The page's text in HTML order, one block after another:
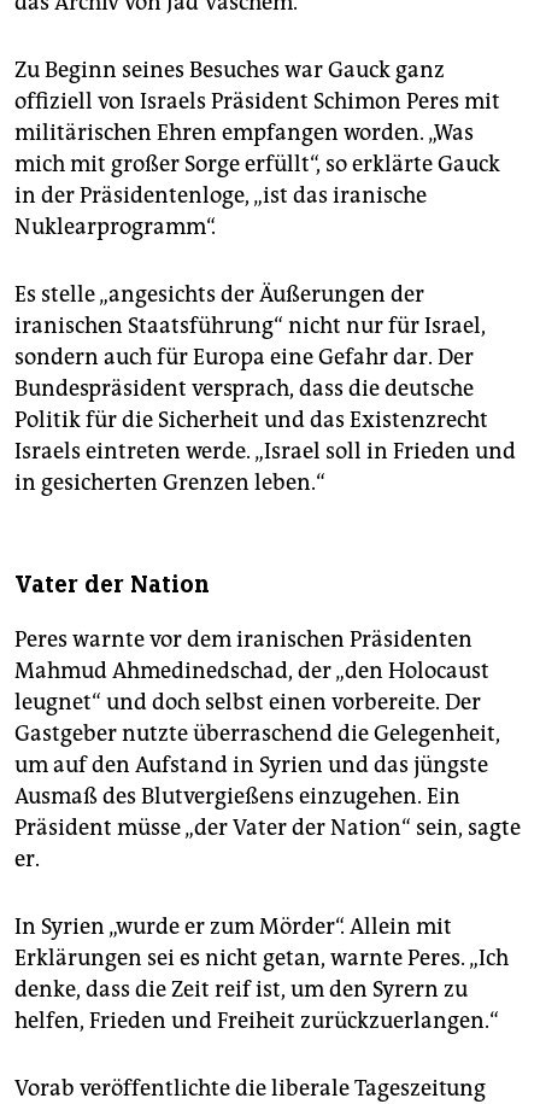
Zu Beginn seines Besuches war Gauck ganz
offiziell von Israels Präsident Schimon Peres mit
militärischen Ehren empfangen worden. „Was
mich mit großer Sorge erfüllt“, so erklärte Gauck
in der Präsidentenloge, „ist das iranische
Nuklearprogramm“.
Es stelle „angesichts der Äußerungen der
iranischen Staatsführung“ nicht nur für Israel,
sondern auch für Europa eine Gefahr dar. Der
Bundespräsident versprach, dass die deutsche
Politik für die Sicherheit und das Existenzrecht
Israels eintreten werde. „Israel soll in Frieden und
in gesicherten Grenzen leben.“
Vater der Nation
Peres warnte vor dem iranischen Präsidenten
Mahmud Ahmedinedschad, der „den Holocaust
leugnet“ und doch selbst einen vorbereite. Der
Gastgeber nutzte überraschend die Gelegenheit,
um auf den Aufstand in Syrien und das jüngste
Ausmaß des Blutvergießens einzugehen. Ein
Präsident müsse „der Vater der Nation“ sein, sagte
er.
In Syrien „wurde er zum Mörder“. Allein mit
Erklärungen sei es nicht getan, warnte Peres. „Ich
denke, dass die Zeit reif ist, um den Syrern zu
helfen, Frieden und Freiheit zurückzuerlangen.“
Vorab veröffentlichte die liberale Tageszeitung